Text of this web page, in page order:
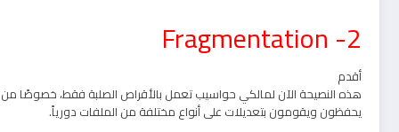
2- Fragmentation
أقدم
هذه النصيحة الآن لمالكي حواسيب تعمل بالأقراص الصلبة فقط، خصوصًا من
يحفظون ويقومون بتعديلات على أنواع مختلفة من الملفات دورياً.